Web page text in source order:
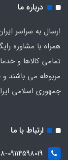
درباره ما
ارسال به سراسر
همراه با مشاوره
تمامی کالاها و
مربوطه می باشند و
جمهوری اسلامی
ارتباط با ما
۰۹۱۱۹۲۵۹۵۱۷-